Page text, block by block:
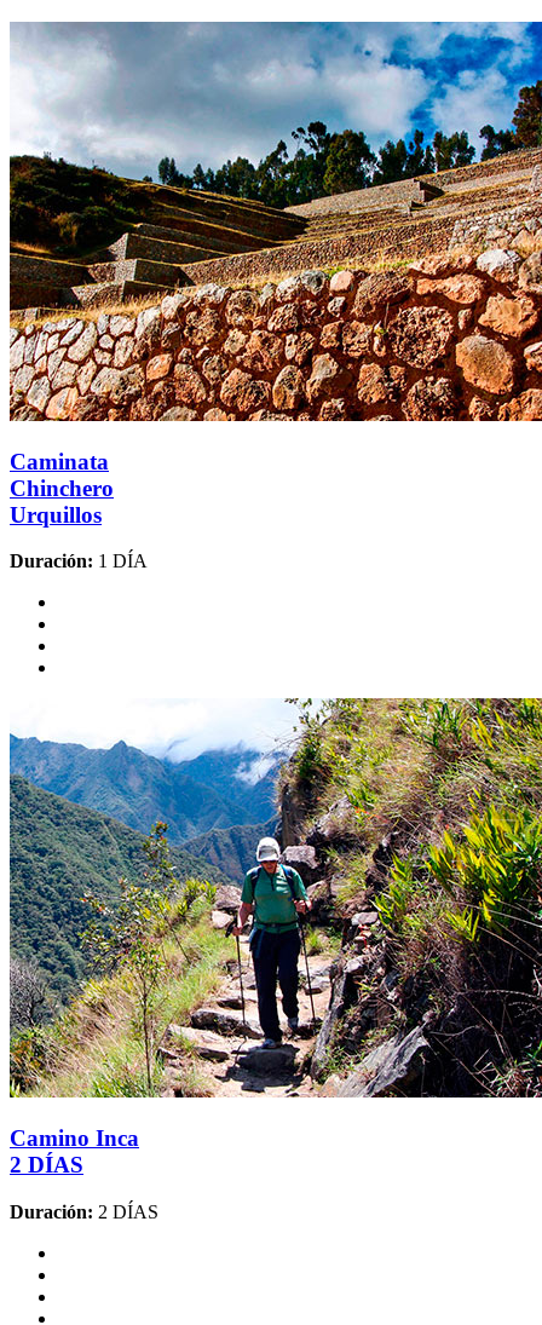
Caminata
Chinchero
Urquillos
Duración: 1 DÍA
Camino Inca
2 DÍAS
Duración: 2 DÍAS